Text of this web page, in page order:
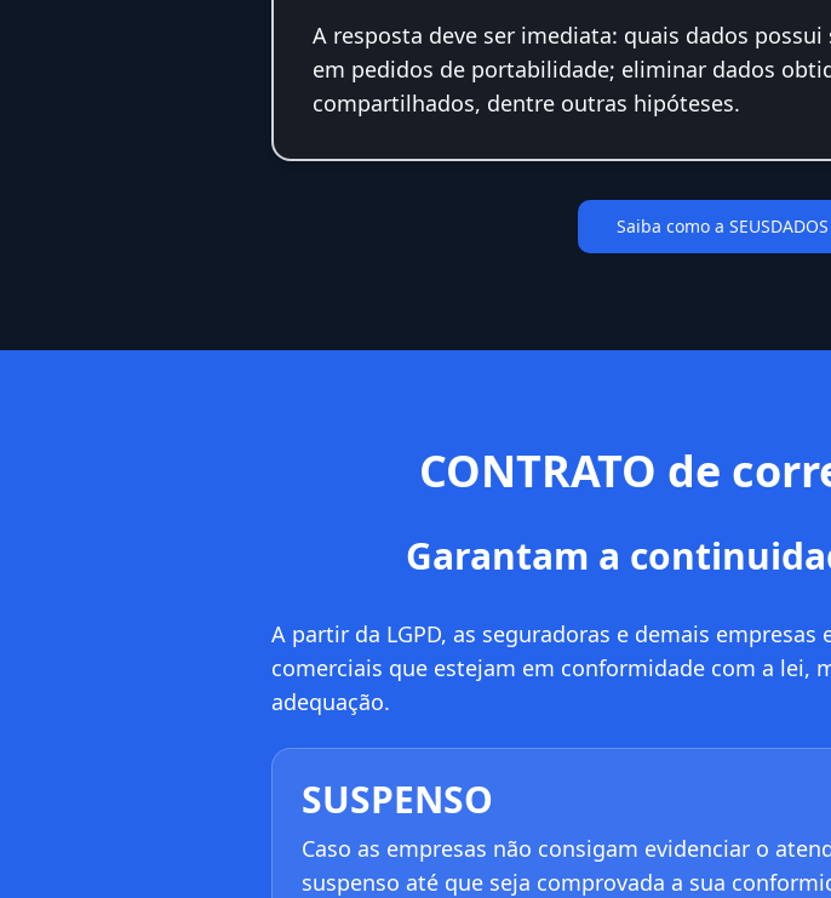
A resposta deve ser imediata: quais dados
em pedidos de portabilidade; eliminar dados
compartilhados, dentre outras hipóteses.
Saiba como a
CONTRATO de
Garantam a
A partir da LGPD, as seguradoras e demais
comerciais que estejam em conformidade com a lei,
adequação.
SUSPENSO
Caso as empresas não consigam evidenciar o
suspenso até que seja comprovada a sua